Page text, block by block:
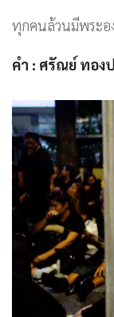
ทุกคนล้วนมีพระอ
คำ : ศรัณย์ ทอง